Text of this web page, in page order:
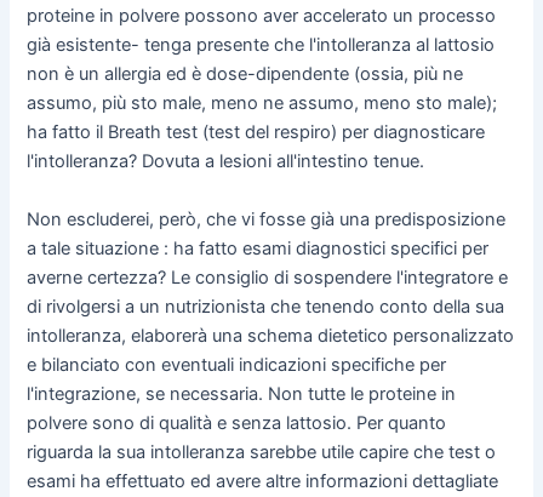
proteine in polvere possono aver accelerato un processo
già esistente- tenga presente che l'intolleranza al lattosio
non è un allergia ed è dose-dipendente (ossia, più ne
assumo, più sto male, meno ne assumo, meno sto male);
ha fatto il Breath test (test del respiro) per diagnosticare
l'intolleranza? Dovuta a lesioni all'intestino tenue.
Non escluderei, però, che vi fosse già una predisposizione
a tale situazione : ha fatto esami diagnostici specifici per
averne certezza? Le consiglio di sospendere l'integratore e
di rivolgersi a un nutrizionista che tenendo conto della sua
intolleranza, elaborerà una schema dietetico personalizzato
e bilanciato con eventuali indicazioni specifiche per
l'integrazione, se necessaria. Non tutte le proteine in
polvere sono di qualità e senza lattosio. Per quanto
riguarda la sua intolleranza sarebbe utile capire che test o
esami ha effettuato ed avere altre informazioni dettagliate